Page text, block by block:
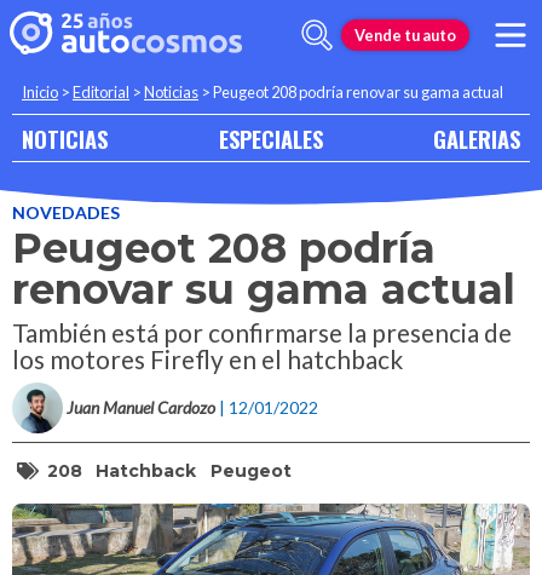
Vende tu auto
Inicio >Editorial >Noticias >Peugeot 208 podría renovar su gama actual
NOTICIAS ESPECIALES GALERIAS
NOVEDADES
Peugeot 208 podría
renovar su gama actual
También está por confirmarse la presencia de
los motores Firefly en el hatchback
Juan Manuel Cardozo | 12/01/2022
208 Hatchback Peugeot